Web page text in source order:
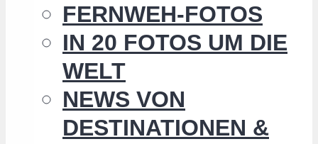
FERNWEH-FOTOS
IN 20 FOTOS UM DIE
WELT
NEWS VON
DESTINATIONEN &